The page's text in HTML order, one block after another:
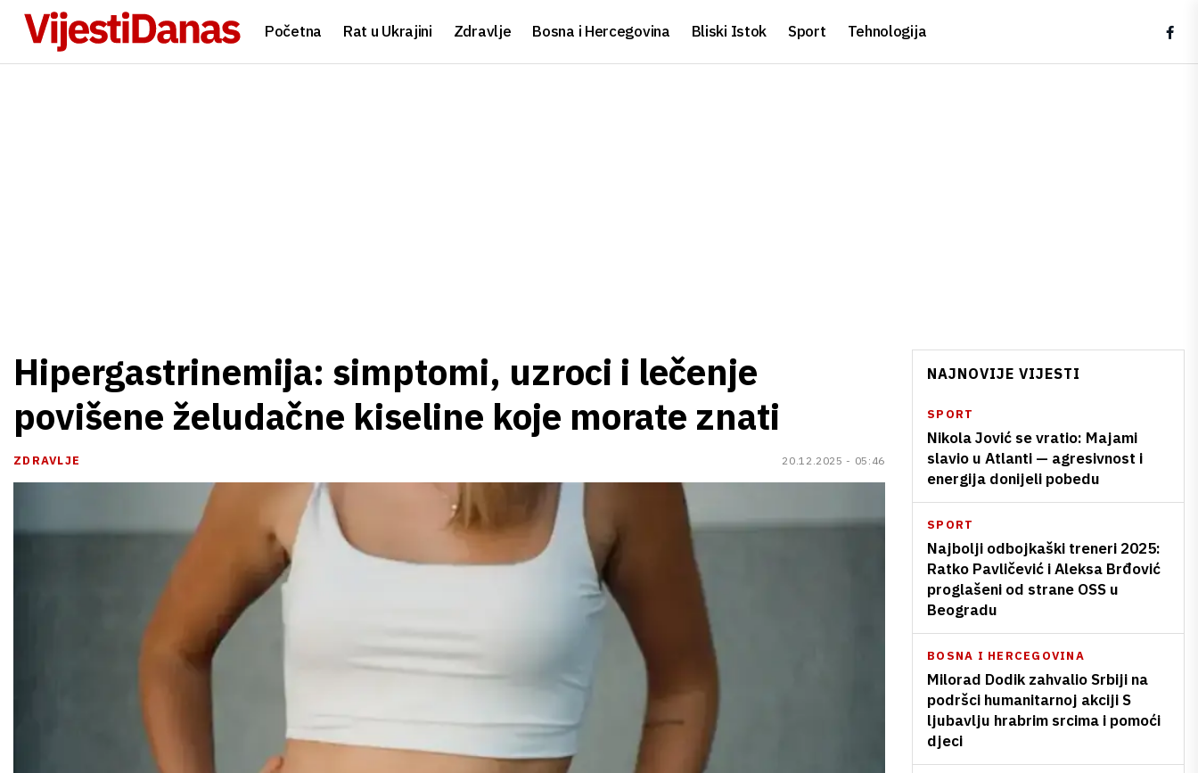
Početna Rat u Ukrajini Zdravlje Bosna i Hercegovina Bliski Istok Sport Tehnologija
Hipergastrinemija: simptomi, uzroci i lečenje
povišene želudačne kiseline koje morate znati
ZDRAVLJE 20.12.2025 - 05:46
NAJNOVIJE VIJESTI
SPORT
Nikola Jović se vratio: Majami
slavio u Atlanti — agresivnost i
energija donijeli pobedu
SPORT
Najbolji odbojkaški treneri 2025:
Ratko Pavličević i Aleksa Brđović
proglašeni od strane OSS u
Beogradu
BOSNA I HERCEGOVINA
Milorad Dodik zahvalio Srbiji na
podršci humanitarnoj akciji S
ljubavlju hrabrim srcima i pomoći
djeci